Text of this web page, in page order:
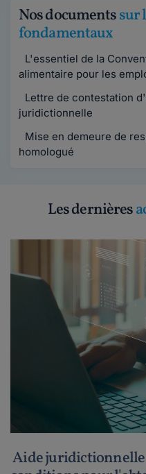
Nos documentssur
fondamentaux
L'essentiel de la
alimentaire pour les
Lettre de contestation
juridictionnelle
Mise en demeure de
homologué
Les dernières
Aide